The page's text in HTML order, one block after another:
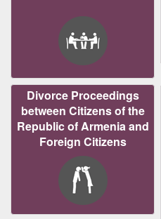
Divorce Proceedings
between Citizens of the
Republic of Armenia and
Foreign Citizens